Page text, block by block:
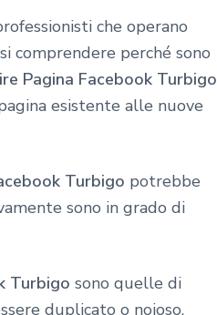
che operano
comprendere perché sono
Pagina Facebook Turbigo
esistente alle nuove
Turbigo potrebbe
sono in grado di
Turbigo sono quelle di
duplicato o noioso.